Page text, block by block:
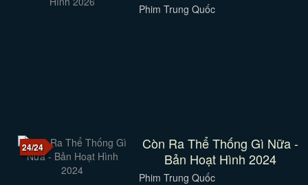
Phim Trung Quốc
24/24
Còn Ra Thể Thống Gì Nữa -
Bản Hoạt Hình 2024
Phim Trung Quốc